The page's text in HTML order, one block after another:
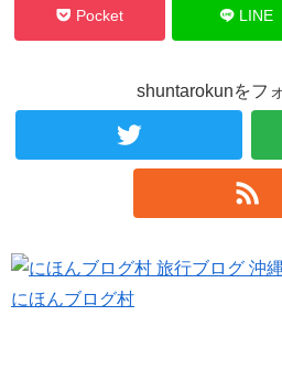
Pocket LINE
shuntarokunをフ
にほんブログ村